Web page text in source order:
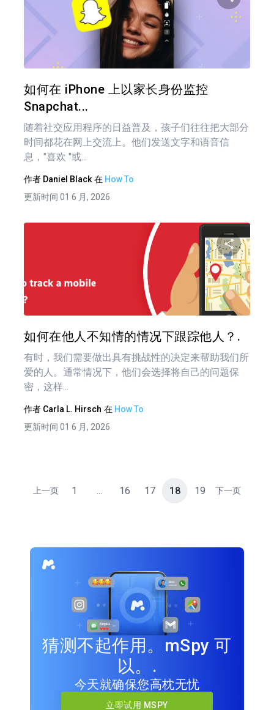
如何在 iPhone 上以家长身份监控
Snapchat...
随着社交应用程序的日益普及，孩子们往往把大部分
时间都花在网上交流上。他们发送文字和语音信
息，"喜欢 "或...
作者 Daniel Black 在 How To
更新时间 01 6 月, 2026
分
如何在他人不知情的情况下跟踪他人？.
有时，我们需要做出具有挑战性的决定来帮助我们所
爱的人。通常情况下，他们会选择将自己的问题保
密，这样...
作者 Carla L. Hirsch 在 How To
更新时间 01 6 月, 2026
文
章
导
航
上一页 1 ... 16 17 18 19 下一页
猜测不起作用。mSpy 可
以。.
今天就确保您高枕无忧
立即试用 MSPY